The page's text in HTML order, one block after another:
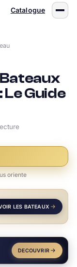
Catalogue
Guide
oriente
LES BATEAUX
DECOUVRIR